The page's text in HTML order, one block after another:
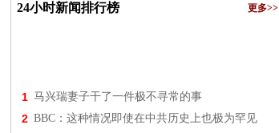
24小时新闻排行榜 更多>>
1 马兴瑞妻子干了一件极不寻常的事
2 BBC：这种情况即使在中共历史上也极为罕见